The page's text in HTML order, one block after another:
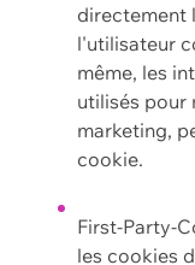
directement
l'utilisateur
même, les
utilisés pour
marketing,
cookie.
First-Party-
les cookies